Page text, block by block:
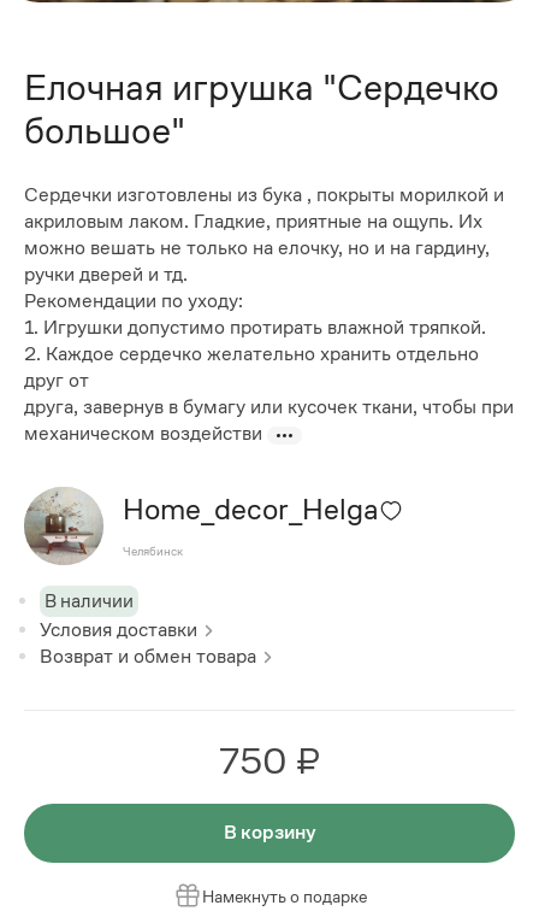
Елочная игрушка "Сердечко
большое"
Сердечки изготовлены из бука , покрыты морилкой и
акриловым лаком. Гладкие, приятные на ощупь. Их
можно вешать не только на елочку, но и на гардину,
ручки дверей и тд.
Рекомендации по уходу:
1. Игрушки допустимо протирать влажной тряпкой.
2. Каждое сердечко желательно хранить отдельно
друг от
друга, завернув в бумагу или кусочек ткани, чтобы при
механическом воздействи
Home_decor_Helga
Челябинск
В наличии
Условия доставки
Возврат и обмен товара
750 ₽
В корзину
Намекнуть о подарке